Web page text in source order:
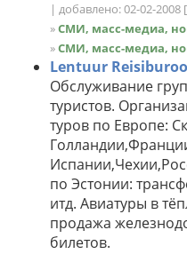
| добавлено: 02-02-2008 [
»СМИ, масс-медиа,
»СМИ, масс-медиа,
Lentuur Reisiburoo
Обслуживание
туристов.
туров по Европе:
по Эстонии:
итд. Авиатуры в
продажа
билетов.